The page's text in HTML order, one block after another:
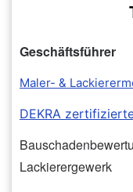
Geschäftsführer
Maler- &
DEKRA
Lackierergewerk